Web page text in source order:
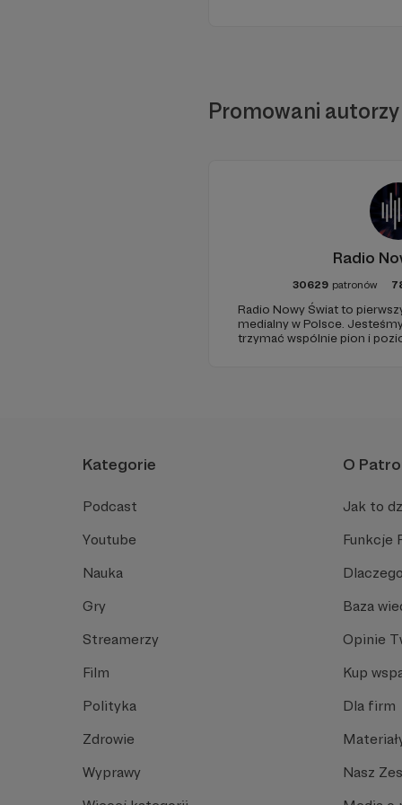
Promowani autorzy
Radio
30629 patronów
Radio Nowy Świat to
medialny w Polsce.
trzymać wspólnie pion i
Kategorie
Podcast
Youtube
Nauka
Gry
Streamerzy
Film
Polityka
Zdrowie
Wyprawy
O
Jak to
Funkcje
Baza
Opinie
Kup
Dla firm
Nasz